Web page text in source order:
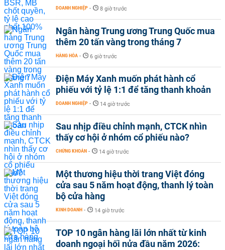
DOANH NGHIỆP - 8 giờ trước
Ngân hàng Trung ương Trung Quốc mua
thêm 20 tấn vàng trong tháng 7
HÀNG HÓA - 6 giờ trước
Điện Máy Xanh muốn phát hành cổ
phiếu với tỷ lệ 1:1 để tăng thanh khoản
DOANH NGHIỆP - 14 giờ trước
Sau nhịp điều chỉnh mạnh, CTCK nhìn
thấy cơ hội ở nhóm cổ phiếu nào?
CHỨNG KHOÁN - 14 giờ trước
Một thương hiệu thời trang Việt đóng
cửa sau 5 năm hoạt động, thanh lý toàn
bộ cửa hàng
KINH DOANH - 14 giờ trước
TOP 10 ngân hàng lãi lớn nhất từ kinh
doanh ngoại hối nửa đầu năm 2026: